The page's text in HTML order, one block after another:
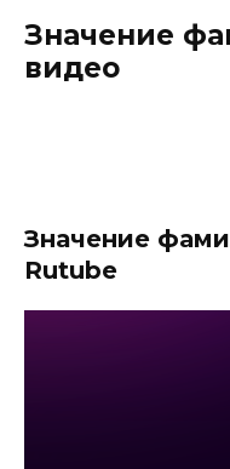
Значение
видео
Значение
Rutube